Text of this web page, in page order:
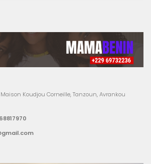
Koudjou Corneille, Tanzoun, Avrankou